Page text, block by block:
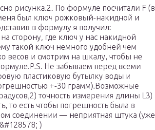
рисунка.2. По формуле посчитали F (в
был ключ рожковый-накидной и
в формулу я получил:
сторону, где ключ у нас накидной
такой ключ немного удобней чем
весов и смотрим на шкалу, чтобы не
Не забываем перед всеми
пластиковую бутылку воды и
+-30 грамм).Возможные
точность измерения длины L3)
то есть чтобы погрешность была в
соединении — неприятная штука (уже
)